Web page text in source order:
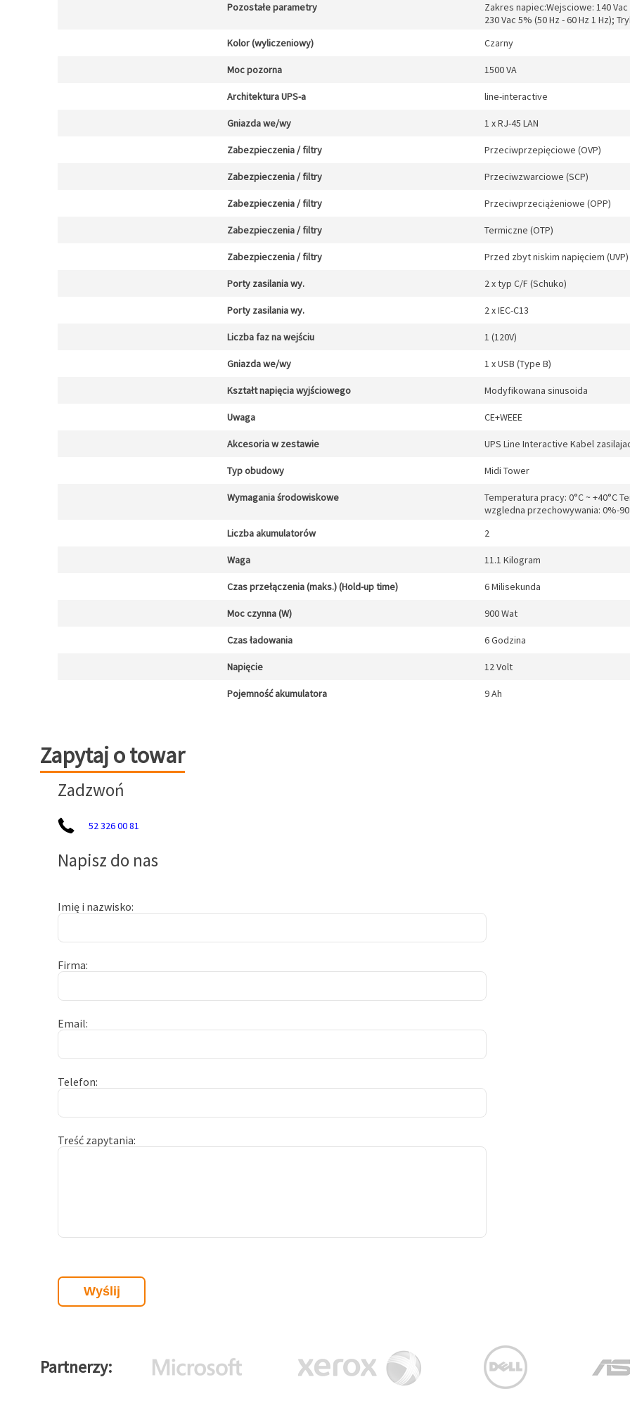
Pozostałe parametry
Zakres napiec:Wejsciowe: 140 Vac
230 Vac 5% (50 Hz - 60 Hz 1 Hz);
Kolor (wyliczeniowy)
Czarny
Moc pozorna 1500 VA
Architektura UPS-a line-interactive
Gniazda we/wy 1 x RJ-45 LAN
Zabezpieczenia / filtry Przeciwprzepięciowe (OVP)
Zabezpieczenia / filtry Przeciwzwarciowe (SCP)
Zabezpieczenia / filtry Przeciwprzeciążeniowe (OPP)
Zabezpieczenia / filtry Termiczne (OTP)
Zabezpieczenia / filtry Przed zbyt niskim napięciem (UVP)
Porty zasilania wy. 2 x typ C/F (Schuko)
Porty zasilania wy. 2 x IEC-C13
Liczba faz na wejściu 1 (120V)
Gniazda we/wy 1 x USB (Type B)
Kształt napięcia wyjściowego Modyfikowana sinusoida
Uwaga CE+WEEE
Akcesoria w zestawie UPS Line Interactive Kabel
Typ obudowy Midi Tower
Wymagania środowiskowe
Temperatura pracy: 0°C ~ +40°C
wzgledna przechowywania: 0%-
Liczba akumulatorów
2
Waga 11.1 Kilogram
Czas przełączenia (maks.) (Hold-up time) 6 Milisekunda
Moc czynna (W) 900 Wat
Czas ładowania 6 Godzina
Napięcie 12 Volt
Pojemność akumulatora 9 Ah
Zapytaj o towar
Zapytaj o towar
Zadzwoń
52 326 00 81
Napisz do nas
Imię i nazwisko
Firma
Email
Telefon
Treść zapytania
Partnerzy